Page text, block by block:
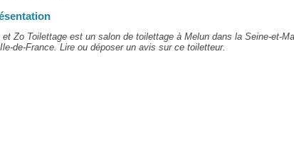
Zo Toilettage est un salon de toilettage à Melun dans la Seine-et-
de-France. Lire ou déposer un avis sur ce toiletteur.